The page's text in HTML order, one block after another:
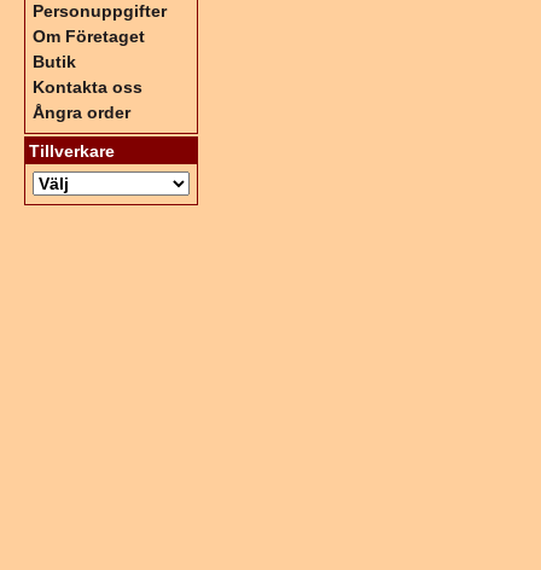
Personuppgifter
Om Företaget
Butik
Kontakta oss
Ångra order
Tillverkare